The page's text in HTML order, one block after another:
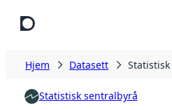
Hjem Datasett
Statistisk sentralbyrå